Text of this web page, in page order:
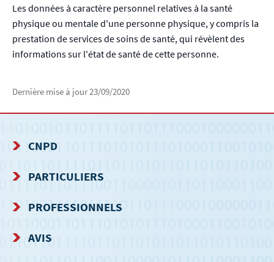
Les données à caractère personnel relatives à la santé
physique ou mentale d'une personne physique, y compris la
prestation de services de soins de santé, qui révèlent des
informations sur l'état de santé de cette personne.
Dernière mise à jour23/09/2020
MENU
DE
NAVIGATION
CNPD
PARTICULIERS
PROFESSIONNELS
AVIS